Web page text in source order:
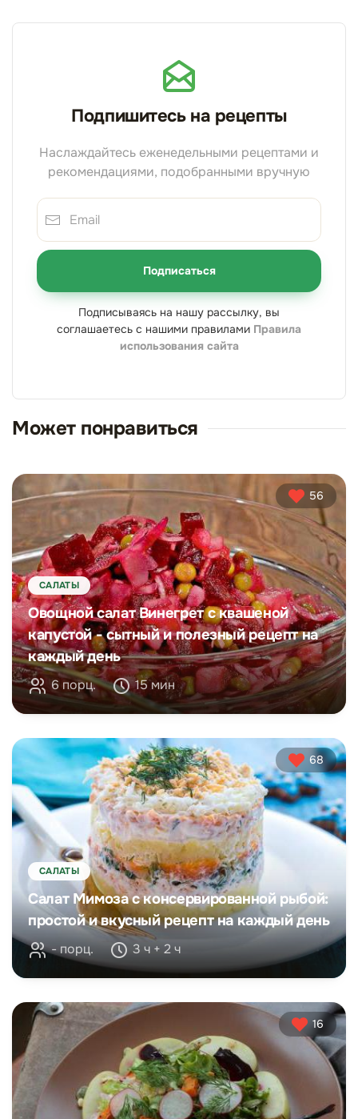
Подпишитесь на рецепты
Наслаждайтесь еженедельными рецептами и
рекомендациями, подобранными вручную
Подписаться
Подписываясь на нашу рассылку, вы
соглашаетесь с нашими правилами Правила
использования сайта
Может понравиться
56
САЛАТЫ
Овощной салат Винегрет с квашеной
капустой - сытный и полезный рецепт на
каждый день
6 порц. 15 мин
68
САЛАТЫ
Салат Мимоза с консервированной рыбой:
простой и вкусный рецепт на каждый день
- порц. 3 ч + 2 ч
16